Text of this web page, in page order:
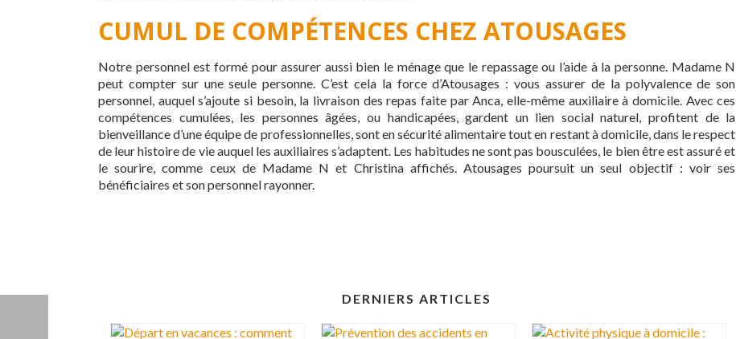
CUMUL DE COMPÉTENCES CHEZ ATOUSAGES
Notre personnel est formé pour assurer aussi bien le ménage que le repassage ou l’aide à la personne. Madame N
peut compter sur une seule personne. C’est cela la force d’Atousages : vous assurer de la polyvalence de son
personnel, auquel s’ajoute si besoin, la livraison des repas faite par Anca, elle-même auxiliaire à domicile. Avec ces
compétences cumulées, les personnes âgées, ou handicapées, gardent un lien social naturel, profitent de la
bienveillance d’une équipe de professionnelles, sont en sécurité alimentaire tout en restant à domicile, dans le respect
de leur histoire de vie auquel les auxiliaires s’adaptent. Les habitudes ne sont pas bousculées, le bien être est assuré et
le sourire, comme ceux de Madame N et Christina affichés. Atousages poursuit un seul objectif : voir ses
bénéficiaires et son personnel rayonner.
DERNIERS ARTICLES